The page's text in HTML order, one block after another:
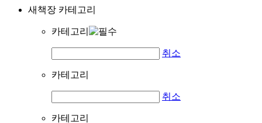
새책장 카테고리
카테고리
취소
카테고리
취소
카테고리